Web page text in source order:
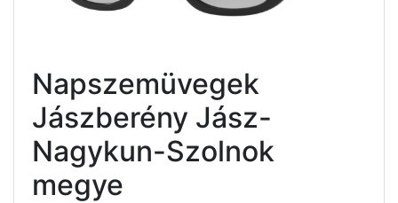
Napszemüvegek
Jászberény Jász-
Nagykun-Szolnok
megye